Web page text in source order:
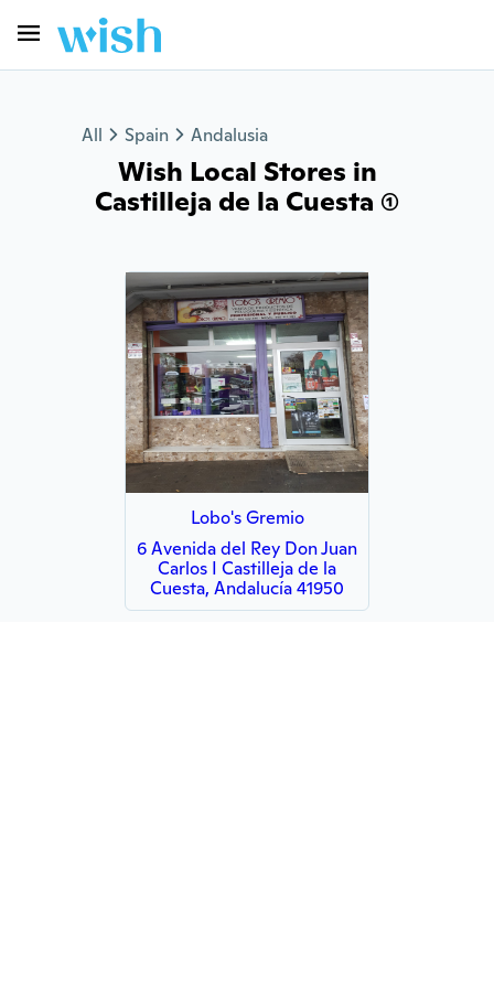
All Spain Andalusia
Wish Local Stores in
Castilleja de la Cuesta (1)
Lobo's Gremio
6 Avenida del Rey Don Juan
Carlos I Castilleja de la
Cuesta, Andalucía 41950